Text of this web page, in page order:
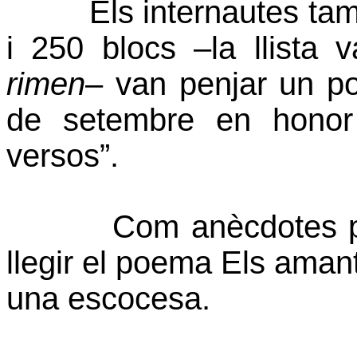
Els internautes
i 250 blocs –la llista
rimen– van penjar un
de setembre en
versos”.
Com anècdotes
llegir el poema Els
una escocesa.